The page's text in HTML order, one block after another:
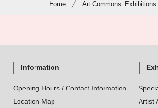
Home Art Commons: Exhibitions
Information
Opening Hours / Contact Information
Location Map
Artist